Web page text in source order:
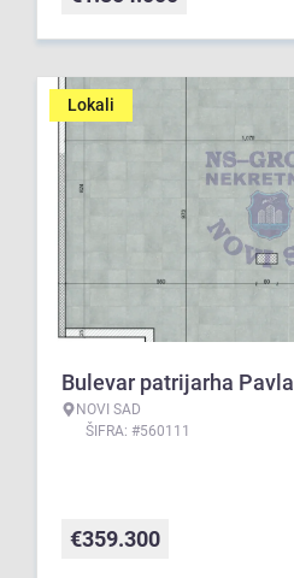
Lokali
Bulevar patrijarha Pavla
NOVI SAD
ŠIFRA: #560111
€359.300